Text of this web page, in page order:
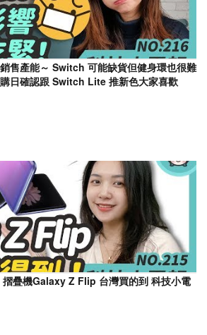
售產能～ Switch 可能缺貨但健身環也很難
日確認跟 Switch Lite 推新色大家喜歡
摺疊機Galaxy Z Flip 台灣買的到 科技小電